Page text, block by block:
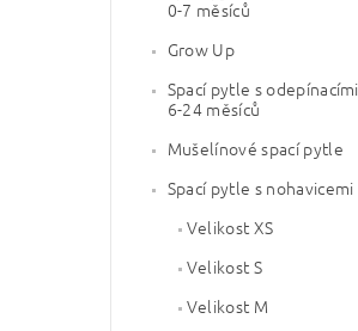
0-7 měsíců
Grow Up
Spací pytle s
6-24 měsíců
Mušelínové spací pytle
Spací pytle s nohavicemi
Velikost XS
Velikost S
Velikost M